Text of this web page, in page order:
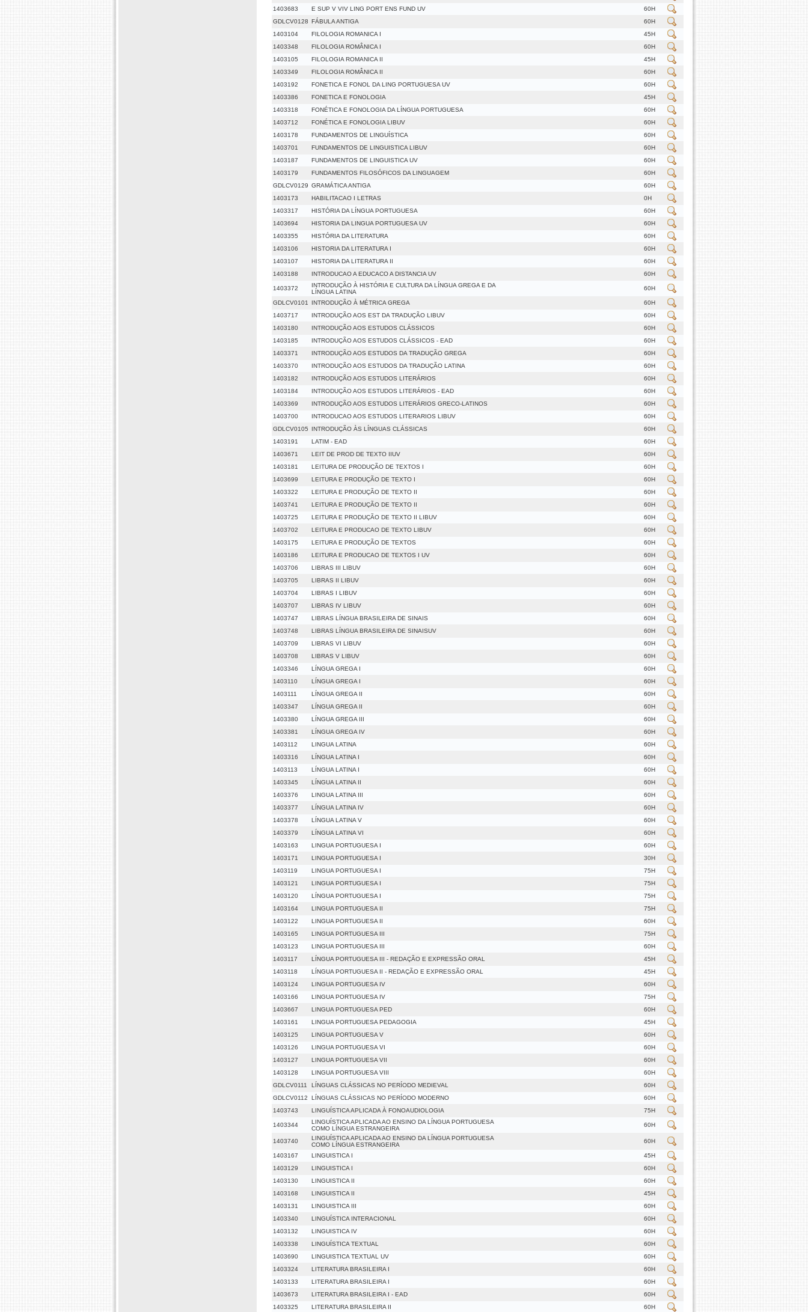
1403683
E SUP V VIV LING PORT ENS FUND UV
60H
GDLCV0128 FÁBULA ANTIGA
60H
1403104
FILOLOGIA ROMANICA I
45H
1403348
FILOLOGIA ROMÂNICA I
60H
1403105
FILOLOGIA ROMANICA II
45H
1403349
FILOLOGIA ROMÂNICA II
60H
1403192
FONETICA E FONOL DA LING PORTUGUESA UV
60H
1403386
FONETICA E FONOLOGIA
45H
1403318
FONÉTICA E FONOLOGIA DA LÍNGUA PORTUGUESA
60H
1403712
FONÉTICA E FONOLOGIA LIBUV
60H
1403178
FUNDAMENTOS DE LINGUÍSTICA
60H
1403701
FUNDAMENTOS DE LINGUISTICA LIBUV
60H
1403187
FUNDAMENTOS DE LINGUISTICA UV
60H
1403179
FUNDAMENTOS FILOSÓFICOS DA LINGUAGEM
60H
GDLCV0129 GRAMÁTICA ANTIGA
60H
1403173
HABILITACAO I LETRAS
0H
1403317
HISTÓRIA DA LÍNGUA PORTUGUESA
60H
1403694
HISTORIA DA LINGUA PORTUGUESA UV
60H
1403355
HISTÓRIA DA LITERATURA
60H
1403106
HISTORIA DA LITERATURA I
60H
1403107
HISTORIA DA LITERATURA II
60H
1403188
INTRODUCAO A EDUCACO A DISTANCIA UV 60H
1403372
INTRODUÇÃO À HISTÓRIA E CULTURA DA LÍNGUA GREGA E DA
LÍNGUA LATINA
60H
GDLCV0101 INTRODUÇÃO À MÉTRICA GREGA
60H
1403717
INTRODUÇÃO AOS EST DA TRADUÇÃO LIBUV
60H
1403180
INTRODUÇÃO AOS ESTUDOS CLÁSSICOS
60H
1403185
INTRODUÇÃO AOS ESTUDOS CLÁSSICOS - EAD
60H
1403371
INTRODUÇÃO AOS ESTUDOS DA TRADUÇÃO GREGA
60H
1403370
INTRODUÇÃO AOS ESTUDOS DA TRADUÇÃO LATINA
60H
1403182
INTRODUÇÃO AOS ESTUDOS LITERÁRIOS
60H
1403184
INTRODUÇÃO AOS ESTUDOS LITERÁRIOS - EAD
60H
1403369
INTRODUÇÃO AOS ESTUDOS LITERÁRIOS GRECO-LATINOS
60H
1403700
INTRODUCAO AOS ESTUDOS LITERARIOS LIBUV
60H
GDLCV0105
INTRODUÇÃO ÀS LÍNGUAS CLÁSSICAS
60H
1403191
LATIM - EAD
60H
1403671
LEIT DE PROD DE TEXTO IIUV
60H
1403181
LEITURA DE PRODUÇÃO DE TEXTOS I
60H
1403699
LEITURA E PRODUÇÃO DE TEXTO I
60H
1403322
LEITURA E PRODUÇÃO DE TEXTO II
60H
1403741
LEITURA E PRODUÇÃO DE TEXTO II
60H
1403725
LEITURA E PRODUÇÃO DE TEXTO II LIBUV
60H
1403702
LEITURA E PRODUCAO DE TEXTO LIBUV
60H
1403175
LEITURA E PRODUÇÃO DE TEXTOS
60H
1403186
LEITURA E PRODUCAO DE TEXTOS I UV
60H
1403706
LIBRAS III LIBUV
60H
1403705
LIBRAS II LIBUV
60H
1403704
LIBRAS I LIBUV
60H
1403707
LIBRAS IV LIBUV
60H
1403747
LIBRAS LÍNGUA BRASILEIRA DE SINAIS
60H
1403748
LIBRAS LÍNGUA BRASILEIRA DE SINAISUV
60H
1403709
LIBRAS VI LIBUV
60H
1403708
LIBRAS V LIBUV
60H
1403346
LÍNGUA GREGA I
60H
1403110
LÍNGUA GREGA I
60H
1403111
LÍNGUA GREGA II
60H
1403347
LÍNGUA GREGA II
60H
1403380
LÍNGUA GREGA III
60H
1403381
LÍNGUA GREGA IV
60H
1403112
LINGUA LATINA
60H
1403316
LÍNGUA LATINA I
60H
1403113
LÍNGUA LATINA I
60H
1403345
LÍNGUA LATINA II
60H
1403376
LINGUA LATINA III
60H
1403377
LÍNGUA LATINA IV
60H
1403378
LÍNGUA LATINA V
60H
1403379
LÍNGUA LATINA VI
60H
1403163
LINGUA PORTUGUESA I
60H
1403171
LINGUA PORTUGUESA I
30H
1403119
LINGUA PORTUGUESA I
75H
1403121
LINGUA PORTUGUESA I
75H
1403120
LÍNGUA PORTUGUESA I
75H
1403164
LINGUA PORTUGUESA II
75H
1403122
LINGUA PORTUGUESA II
60H
1403165
LINGUA PORTUGUESA III
75H
1403123
LINGUA PORTUGUESA III
60H
1403117
LÍNGUA PORTUGUESA III - REDAÇÃO E EXPRESSÃO ORAL
45H
1403118
LÍNGUA PORTUGUESA II - REDAÇÃO E EXPRESSÃO ORAL
45H
1403124
LINGUA PORTUGUESA IV
60H
1403166
LINGUA PORTUGUESA IV
75H
1403667
LINGUA PORTUGUESA PED
60H
1403161
LINGUA PORTUGUESA PEDAGOGIA
45H
1403125
LINGUA PORTUGUESA V
60H
1403126
LINGUA PORTUGUESA VI
60H
1403127
LINGUA PORTUGUESA VII
60H
1403128
LINGUA PORTUGUESA VIII
60H
GDLCV0111
LÍNGUAS CLÁSSICAS NO PERÍODO MEDIEVAL
60H
GDLCV0112
LÍNGUAS CLÁSSICAS NO PERÍODO MODERNO
60H
1403743
LINGUÍSTICA APLICADA À FONOAUDIOLOGIA 75H
1403344
LINGUÍSTICA APLICADA AO ENSINO DA LÍNGUA PORTUGUESA
COMO LÍNGUA ESTRANGEIRA
60H
1403740
LINGUÍSTICA APLICADA AO ENSINO DA LÍNGUA PORTUGUESA
COMO LÍNGUA ESTRANGEIRA
60H
1403167 LINGUISTICA I
45H
1403129
LINGUISTICA I
60H
1403130
LINGUISTICA II
60H
1403168
LINGUISTICA II
45H
1403131
LINGUISTICA III
60H
1403340
LINGUÍSTICA INTERACIONAL
60H
1403132
LINGUISTICA IV
60H
1403338
LINGUÍSTICA TEXTUAL
60H
1403690
LINGUISTICA TEXTUAL UV
60H
1403324
LITERATURA BRASILEIRA I
60H
1403133
LITERATURA BRASILEIRA I
60H
1403673
LITERATURA BRASILEIRA I - EAD
60H
1403325
LITERATURA BRASILEIRA II 60H